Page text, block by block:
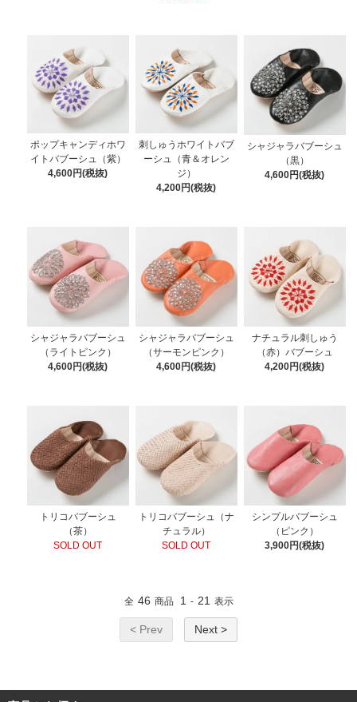
ポップキャンディホワ
イトバブーシュ（紫）
4,600円(税抜)
刺しゅうホワイトバブ
ーシュ（青＆オレン
ジ）
4,200円(税抜)
シャジャラバブーシュ
（黒）
4,600円(税抜)
シャジャラバブーシュ
（ライトピンク）
4,600円(税抜)
シャジャラバブーシュ
（サーモンピンク）
4,600円(税抜)
ナチュラル刺しゅう
（赤）バブーシュ
4,200円(税抜)
トリコバブーシュ
（茶）
SOLD OUT
トリコバブーシュ（ナ
チュラル）
SOLD OUT
シンプルバブーシュ
（ピンク）
3,900円(税抜)
全 46 商品 1 - 21 表示
< Prev Next >